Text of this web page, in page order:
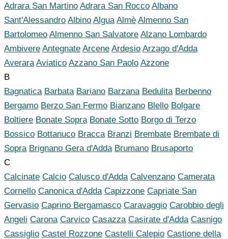
Adrara San Martino Adrara San Rocco Albano
Sant'Alessandro Albino Algua Almè Almenno San
Bartolomeo Almenno San Salvatore Alzano Lombardo
Ambivere Antegnate Arcene Ardesio Arzago d'Adda
Averara Aviatico Azzano San Paolo Azzone
B
Bagnatica Barbata Bariano Barzana Bedulita Berbenno
Bergamo Berzo San Fermo Bianzano Blello Bolgare
Boltiere Bonate Sopra Bonate Sotto Borgo di Terzo
Bossico Bottanuco Bracca Branzi Brembate Brembate di
Sopra Brignano Gera d'Adda Brumano Brusaporto
C
Calcinate Calcio Calusco d'Adda Calvenzano Camerata
Cornello Canonica d'Adda Capizzone Capriate San
Gervasio Caprino Bergamasco Caravaggio Carobbio degli
Angeli Carona Carvico Casazza Casirate d'Adda Casnigo
Cassiglio Castel Rozzone Castelli Calepio Castione della